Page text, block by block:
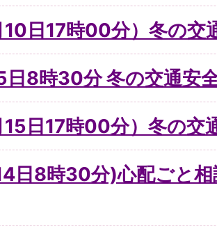
10日17時00分）冬の
日8時30分 冬の交通安
15日17時00分）冬の
日8時30分)心配ごと